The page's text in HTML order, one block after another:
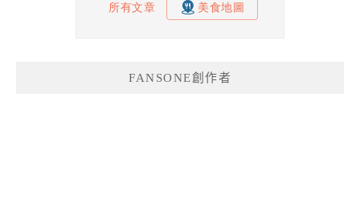
FANSONE創作者